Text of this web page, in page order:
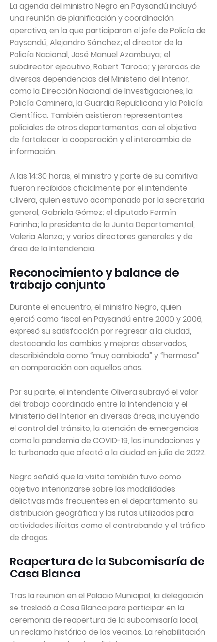
La agenda del ministro Negro en Paysandú incluyó
una reunión de planificación y coordinación
operativa, en la que participaron el jefe de Policía de
Paysandú, Alejandro Sánchez; el director de la
Policía Nacional, José Manuel Azambuya; el
subdirector ejecutivo, Robert Taroco; y jerarcas de
diversas dependencias del Ministerio del Interior,
como la Dirección Nacional de Investigaciones, la
Policía Caminera, la Guardia Republicana y la Policía
Científica. También asistieron representantes
policiales de otros departamentos, con el objetivo
de fortalecer la cooperación y el intercambio de
información.
A las 14:30 horas, el ministro y parte de su comitiva
fueron recibidos oficialmente por el intendente
Olivera, quien estuvo acompañado por la secretaria
general, Gabriela Gómez; el diputado Fermín
Farinha; la presidenta de la Junta Departamental,
Valeria Alonzo; y varios directores generales y de
área de la Intendencia.
Reconocimiento y balance de
trabajo conjunto
Durante el encuentro, el ministro Negro, quien
ejerció como fiscal en Paysandú entre 2000 y 2006,
expresó su satisfacción por regresar a la ciudad,
destacando los cambios y mejoras observados,
describiéndola como “muy cambiada” y “hermosa”
en comparación con aquellos años.
Por su parte, el intendente Olivera subrayó el valor
del trabajo coordinado entre la Intendencia y el
Ministerio del Interior en diversas áreas, incluyendo
el control del tránsito, la atención de emergencias
como la pandemia de COVID-19, las inundaciones y
la turbonada que afectó a la ciudad en julio de 2022.
Negro señaló que la visita también tuvo como
objetivo interiorizarse sobre las modalidades
delictivas más frecuentes en el departamento, su
distribución geográfica y las rutas utilizadas para
actividades ilícitas como el contrabando y el tráfico
de drogas.
Reapertura de la Subcomisaría de
Casa Blanca
Tras la reunión en el Palacio Municipal, la delegación
se trasladó a Casa Blanca para participar en la
ceremonia de reapertura de la subcomisaría local,
un reclamo histórico de los vecinos. La rehabilitación